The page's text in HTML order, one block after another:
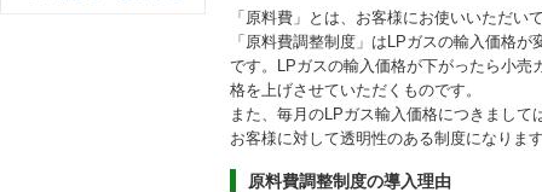
「原料費」とは、お客様にお使いいただ
「原料費調整制度」はLPガスの輸入価格
です。LPガスの輸入価格が下がったら小
格を上げさせていただくものです。
また、毎月のLPガス輸入価格につきまし
お客様に対して透明性のある制度になりま
原料費調整制度の導入理由